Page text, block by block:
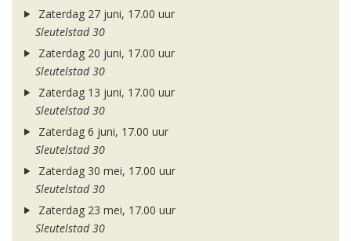
Zaterdag 27 juni, 17.00 uur
Sleutelstad 30
Zaterdag 20 juni, 17.00 uur
Sleutelstad 30
Zaterdag 13 juni, 17.00 uur
Sleutelstad 30
Zaterdag 6 juni, 17.00 uur
Sleutelstad 30
Zaterdag 30 mei, 17.00 uur
Sleutelstad 30
Zaterdag 23 mei, 17.00 uur
Sleutelstad 30